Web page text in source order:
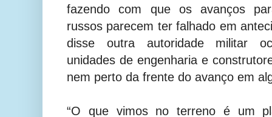
fazendo com que os avanços
russos parecem ter falhado em
disse outra autoridade militar
unidades de engenharia e
nem perto da frente do avanço em
“O que vimos no terreno é um